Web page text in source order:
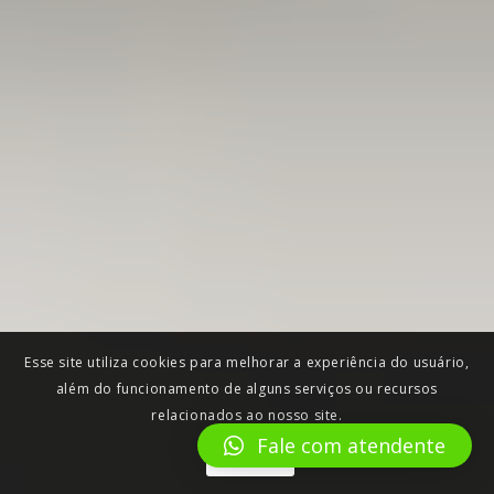
Esse site utiliza cookies para melhorar a experiência do usuário,
além do funcionamento de alguns serviços ou recursos
relacionados ao nosso site.
AceitarFale com atendente